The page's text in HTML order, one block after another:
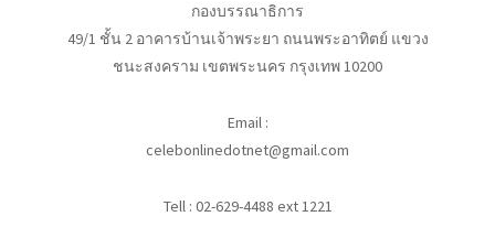
กองบรรณาธิการ
49/1 ชั้น 2 อาคารบ้านเจ้าพระยา ถนนพระอาทิตย์ แขวง
ชนะสงคราม เขตพระนคร กรุงเทพ 10200
Email :
celebonlinedotnet@gmail.com
Tell : 02-629-4488 ext 1221